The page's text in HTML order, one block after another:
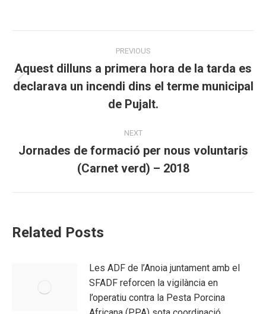
navigation
PREVIOUS
Previous
post:
Aquest dilluns a primera hora de la tarda es
declarava un incendi dins el terme municipal
de Pujalt.
NEXT
Next
post:
Jornades de formació per nous voluntaris
(Carnet verd) – 2018
Related Posts
Les ADF de l’Anoia juntament amb el
SFADF reforcen la vigilància en
l’operatiu contra la Pesta Porcina